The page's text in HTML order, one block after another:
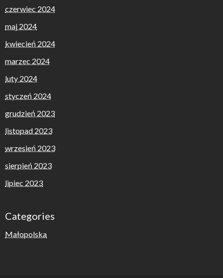
czerwiec 2024
maj 2024
kwiecień 2024
marzec 2024
luty 2024
styczeń 2024
grudzień 2023
listopad 2023
wrzesień 2023
sierpień 2023
lipiec 2023
Categories
Małopolska